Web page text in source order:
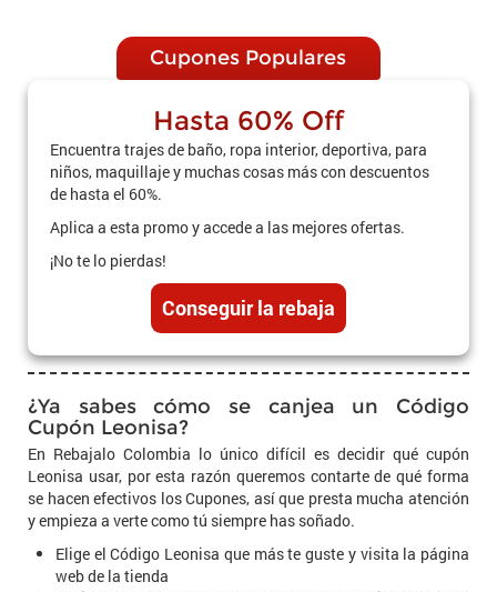
Cupones Populares
Hasta 60% Off
Encuentra trajes de baño, ropa interior, deportiva, para
niños, maquillaje y muchas cosas más con descuentos
de hasta el 60%.
Aplica a esta promo y accede a las mejores ofertas.
¡No te lo pierdas!
Conseguir la rebaja
¿Ya sabes cómo se canjea un Código
Cupón Leonisa?
En Rebajalo Colombia lo único difícil es decidir qué cupón
Leonisa usar, por esta razón queremos contarte de qué forma
se hacen efectivos los Cupones, así que presta mucha atención
y empieza a verte como tú siempre has soñado.
Elige el Código Leonisa que más te guste y visita la página
web de la tienda